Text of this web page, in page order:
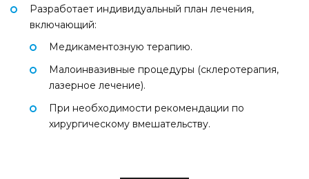
Разработает индивидуальный план лечения,
включающий:
Медикаментозную терапию.
Малоинвазивные процедуры (склеротерапия,
лазерное лечение).
При необходимости рекомендации по
хирургическому вмешательству.